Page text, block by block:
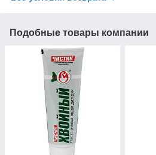
Подобные товары компании